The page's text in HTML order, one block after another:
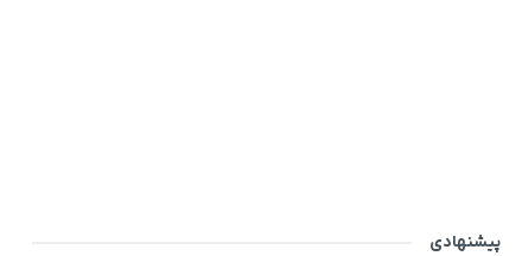
پیشنهادی